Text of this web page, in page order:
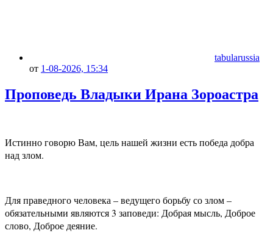
tabularussia
от 1-08-2026, 15:34
Проповедь Владыки Ирана Зороастра
Истинно говорю Вам, цель нашей жизни есть победа добра
над злом.
Для праведного человека – ведущего борьбу со злом –
обязательными являются 3 заповеди: Добрая мысль, Доброе
слово, Доброе деяние.